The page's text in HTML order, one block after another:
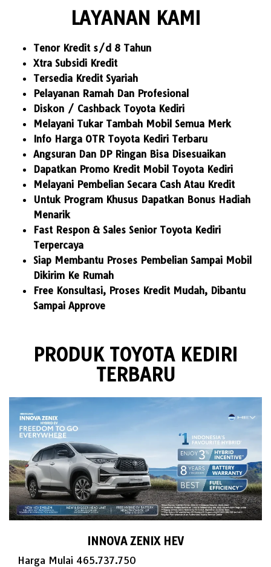
LAYANAN KAMI
Tenor Kredit s/d 8 Tahun
Xtra Subsidi Kredit
Tersedia Kredit Syariah
Pelayanan Ramah Dan Profesional
Diskon / Cashback Toyota Kediri
Melayani Tukar Tambah Mobil Semua Merk
Info Harga OTR Toyota Kediri Terbaru
Angsuran Dan DP Ringan Bisa Disesuaikan
Dapatkan Promo Kredit Mobil Toyota Kediri
Melayani Pembelian Secara Cash Atau Kredit
Untuk Program Khusus Dapatkan Bonus Hadiah
Menarik
Fast Respon & Sales Senior Toyota Kediri
Terpercaya
Siap Membantu Proses Pembelian Sampai Mobil
Dikirim Ke Rumah
Free Konsultasi, Proses Kredit Mudah, Dibantu
Sampai Approve
PRODUK TOYOTA KEDIRI
TERBARU
INNOVA ZENIX HEV
Harga Mulai 465.737.750